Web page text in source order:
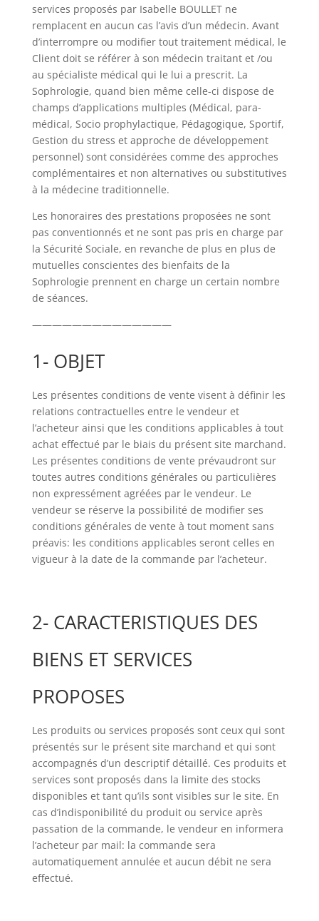
services proposés par Isabelle BOULLET ne
remplacent en aucun cas l’avis d’un médecin. Avant
d’interrompre ou modifier tout traitement médical, le
Client doit se référer à son médecin traitant et /ou
au spécialiste médical qui le lui a prescrit. La
Sophrologie, quand bien même celle-ci dispose de
champs d’applications multiples (Médical, para-
médical, Socio prophylactique, Pédagogique, Sportif,
Gestion du stress et approche de développement
personnel) sont considérées comme des approches
complémentaires et non alternatives ou substitutives
à la médecine traditionnelle.
Les honoraires des prestations proposées ne sont
pas conventionnés et ne sont pas pris en charge par
la Sécurité Sociale, en revanche de plus en plus de
mutuelles conscientes des bienfaits de la
Sophrologie prennent en charge un certain nombre
de séances.
——————————————
1- OBJET
Les présentes conditions de vente visent à définir les
relations contractuelles entre le vendeur et
l’acheteur ainsi que les conditions applicables à tout
achat effectué par le biais du présent site marchand.
Les présentes conditions de vente prévaudront sur
toutes autres conditions générales ou particulières
non expressément agréées par le vendeur. Le
vendeur se réserve la possibilité de modifier ses
conditions générales de vente à tout moment sans
préavis: les conditions applicables seront celles en
vigueur à la date de la commande par l’acheteur.
2- CARACTERISTIQUES DES
BIENS ET SERVICES
PROPOSES
Les produits ou services proposés sont ceux qui sont
présentés sur le présent site marchand et qui sont
accompagnés d’un descriptif détaillé. Ces produits et
services sont proposés dans la limite des stocks
disponibles et tant qu’ils sont visibles sur le site. En
cas d’indisponibilité du produit ou service après
passation de la commande, le vendeur en informera
l’acheteur par mail: la commande sera
automatiquement annulée et aucun débit ne sera
effectué.